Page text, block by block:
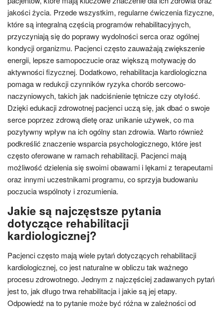
jakości życia. Przede wszystkim, regularne ćwiczenia fizyczne,
które są integralną częścią programów rehabilitacyjnych,
przyczyniają się do poprawy wydolności serca oraz ogólnej
kondycji organizmu. Pacjenci często zauważają zwiększenie
energii, lepsze samopoczucie oraz większą motywację do
aktywności fizycznej. Dodatkowo, rehabilitacja kardiologiczna
pomaga w redukcji czynników ryzyka chorób sercowo-
naczyniowych, takich jak nadciśnienie tętnicze czy otyłość.
Dzięki edukacji zdrowotnej pacjenci uczą się, jak dbać o swoje
serce poprzez zdrową dietę oraz unikanie używek, co ma
pozytywny wpływ na ich ogólny stan zdrowia. Warto również
podkreślić znaczenie wsparcia psychologicznego, które jest
często oferowane w ramach rehabilitacji. Pacjenci mają
możliwość dzielenia się swoimi obawami i lękami z terapeutami
oraz innymi uczestnikami programu, co sprzyja budowaniu
poczucia wspólnoty i zrozumienia.
Jakie są najczęstsze pytania
dotyczące rehabilitacji
kardiologicznej?
Pacjenci często mają wiele pytań dotyczących rehabilitacji
kardiologicznej, co jest naturalne w obliczu tak ważnego
procesu zdrowotnego. Jednym z najczęściej zadawanych pytań
jest to, jak długo trwa rehabilitacja i jakie są jej etapy.
Odpowiedź na to pytanie może być różna w zależności od